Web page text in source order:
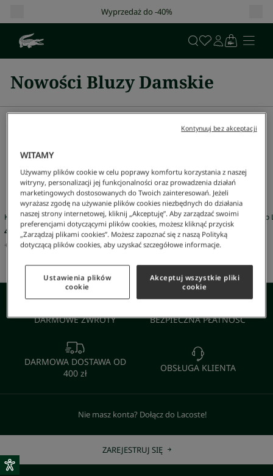
Nowości Bluzy Damskie
Nasze wybory dla Ciebie
Koszulka Polo L.12.12 Classic Fit
479 zł
+ Kolor
Koszulka Polo
479 zł
DARMOWE ZWROTY BEZPIECZNA PŁATNOŚĆ
DARMOWA DOSTAWA OD
400 zł
OBSŁUGA KLIENTA
Nie masz konta? Dołącz do Lacoste!
ZAREJESTRUJ SIĘ
WITAMY
Używamy plików cookie w celu poprawy komfortu korzystania z naszej
witryny, personalizacji jej funkcjonalności oraz prowadzenia działań
marketingowych dostosowanych do Twoich zainteresowań. Jeżeli
wyrażasz zgodę na używanie plików cookies niezbędnych do działania
naszej strony internetowej, kliknij „Akceptuję”. Aby zarządzać swoimi
preferencjami dotyczącymi plików cookies, możesz kliknąć przycisk
„Zarządzaj plikami cookies”. Możesz zapoznać się z naszą Polityką
dotyczącą plików cookies, aby uzyskać szczegółowe informacje.
Ustawienia plików
cookie
Akceptuj wszystkie pliki
cookie
Kontynuuj bez akceptacji